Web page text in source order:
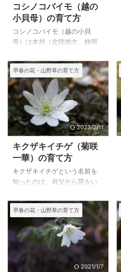
コシノコバイモ（越の
小貝母）の育て方
コシノコバイモ（越の小貝
母）は本州（北陸地方、静岡
モ属のひとつで、１０㎝前後
の茎長に釣鐘型の花を咲かせ
ます。花弁の隆起線に緑の毛
状突起があるのが特徴です。
コバイモの仲間は絶滅危惧種
になっているようで、現在出
回っている苗は種から育てた
もののようです。 上のコシノ
コバイモ（越の小貝母）は、
自宅で２０１７年２月１８日
に撮影したものです。 コシノ
コバイモ（越の小貝母）の特
（越の小貝母） ２００７年
３月３０日 撮影 栽培品
コシノコバイモ（越の小貝
母） ２００ ...
早春の花・山野草の育て方
2023/2/11
キクザキイチゲ（菊咲
一華）の育て方
キクザキイチゲという名前を
知ったのは、叔父から苗をい
の時アズマイチゲの苗もいた
だいたのですが、植え替えを
嫌うようで花を見ることはで
きませんでした。 その頃は宮
城県に住んでいたので、山間
に一面に咲く花がキクザキイ
チゲだと知り、白やブルーの
早春の花・山野草の育て方
2021/1/7